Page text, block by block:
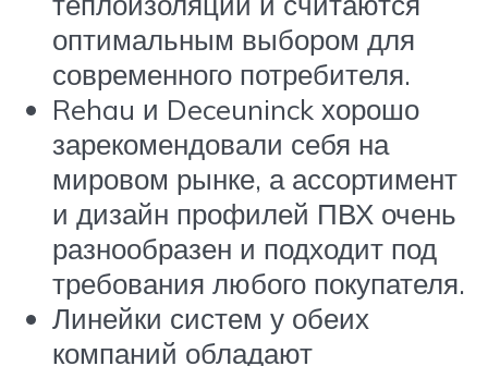
оптимальным выбором для
современного потребителя.
Rehau и Deceuninck хорошо
зарекомендовали себя на
мировом рынке, а ассортимент
и дизайн профилей ПВХ очень
разнообразен и подходит под
требования любого покупателя.
Линейки систем у обеих
компаний обладают